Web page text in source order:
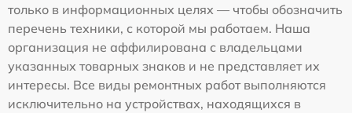
только в информационных целях — чтобы обозначить
перечень техники, с которой мы работаем. Наша
организация не аффилирована с владельцами
указанных товарных знаков и не представляет их
интересы. Все виды ремонтных работ выполняются
исключительно на устройствах, находящихся в